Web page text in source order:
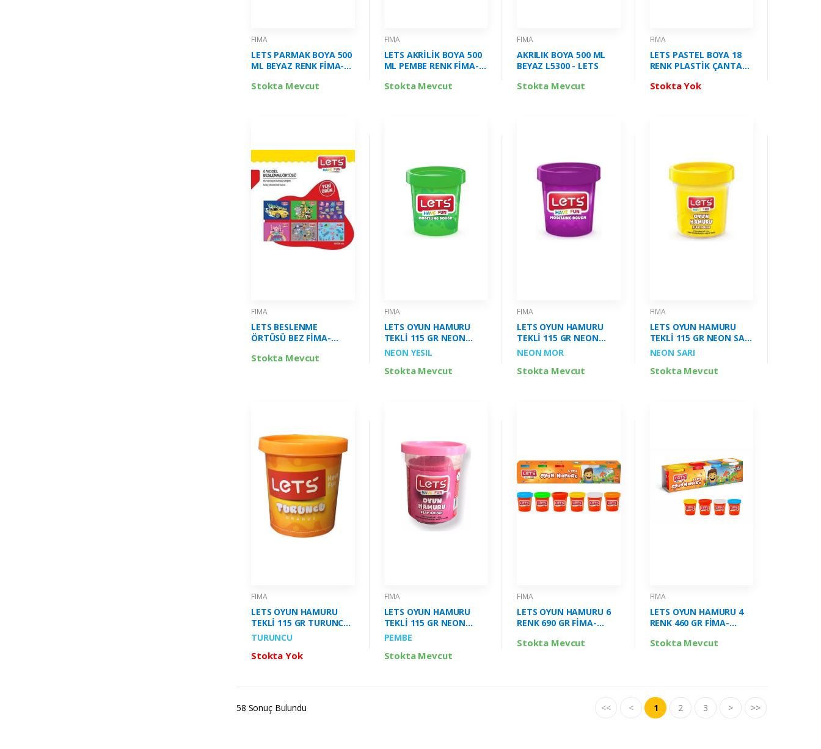
FIMA
LETS PARMAK BOYA 500
ML BEYAZ RENK FİMA-
Stokta Mevcut
FIMA
LETS AKRİLİK BOYA 500
ML PEMBE RENK FİMA-
Stokta Mevcut
FIMA
AKRILIK BOYA 500 ML
BEYAZ L5300 - LETS
Stokta Mevcut
FIMA
LETS PASTEL BOYA 18
RENK PLASTİK ÇANTALI
Stokta Yok
FIMA
LETS BESLENME
ÖRTÜSÜ BEZ FİMA-
Stokta Mevcut
FIMA
LETS OYUN HAMURU
TEKLİ 115 GR NEON
YEŞİL RENK FİMA-
L844015
NEON YESIL
Stokta Mevcut
FIMA
LETS OYUN HAMURU
TEKLİ 115 GR NEON
MOR RENK FİMA-
L844018
NEON MOR
Stokta Mevcut
FIMA
LETS OYUN HAMURU
TEKLİ 115 GR NEON SARI
RENK FİMA-L844017
NEON SARI
Stokta Mevcut
FIMA
LETS OYUN HAMURU
TEKLİ 115 GR TURUNCU
RENK FİMA-L844016
TURUNCU
Stokta Yok
FIMA
LETS OYUN HAMURU
TEKLİ 115 GR NEON
PEMBE RENK FİMA-
L844014
PEMBE
Stokta Mevcut
FIMA
LETS OYUN HAMURU 6
RENK 690 GR FİMA-
Stokta Mevcut
FIMA
LETS OYUN HAMURU 4
RENK 460 GR FİMA-
Stokta Mevcut
58 Sonuç Bulundu << < 1 2 3 > >>